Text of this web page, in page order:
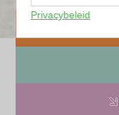
Privacybeleid